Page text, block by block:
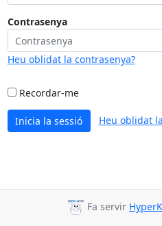
Contrasenya
Heu oblidat la contrasenya?
Recordar-me
Inicia la sessió Heu oblidat
Fa servir